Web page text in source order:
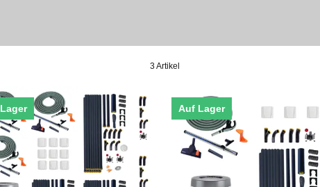
3 Artikel
Auf Lager